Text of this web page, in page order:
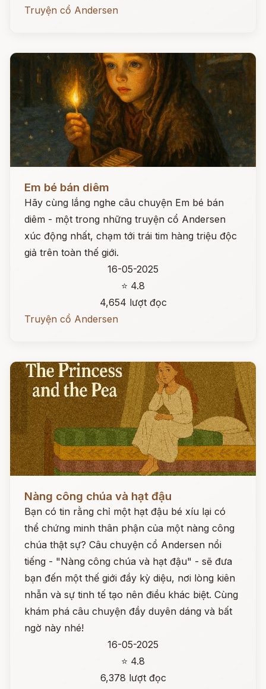
Truyện cổ Andersen
Em bé bán diêm
Hãy cùng lắng nghe câu chuyện Em bé bán
diêm - một trong những truyện cổ Andersen
xúc động nhất, chạm tới trái tim hàng triệu độc
giả trên toàn thế giới.
16-05-2025
⭐ 4.8
4,654 lượt đọc
Truyện cổ Andersen
Nàng công chúa và hạt đậu
Bạn có tin rằng chỉ một hạt đậu bé xíu lại có
thể chứng minh thân phận của một nàng công
chúa thật sự? Câu chuyện cổ Andersen nổi
tiếng - "Nàng công chúa và hạt đậu" - sẽ đưa
bạn đến một thế giới đầy kỳ diệu, nơi lòng kiên
nhẫn và sự tinh tế tạo nên điều khác biệt. Cùng
khám phá câu chuyện đầy duyên dáng và bất
ngờ này nhé!
16-05-2025
⭐ 4.8
6,378 lượt đọc